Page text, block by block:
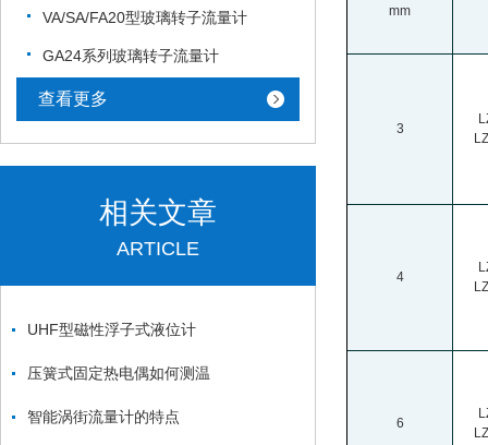
VA/SA/FA20型玻璃转子流量计
GA24系列玻璃转子流量计
查看更多
相关文章
ARTICLE
UHF型磁性浮子式液位计
压簧式固定热电偶如何测温
智能涡街流量计的特点
mm
3
4
6